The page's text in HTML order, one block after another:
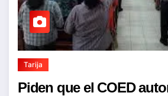
Tarija
Piden que el COED